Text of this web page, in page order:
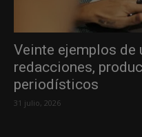
Veinte ejemplos de
redacciones,
periodísticos
31 julio, 2026